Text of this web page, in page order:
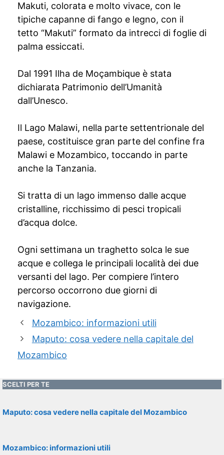
Makuti, colorata e molto vivace, con le
tipiche capanne di fango e legno, con il
tetto “Makuti” formato da intrecci di foglie di
palma essiccati.
Dal 1991 Ilha de Moçambique è stata
dichiarata Patrimonio dell’Umanità
dall’Unesco.
Il Lago Malawi, nella parte settentrionale del
paese, costituisce gran parte del confine fra
Malawi e Mozambico, toccando in parte
anche la Tanzania.
Si tratta di un lago immenso dalle acque
cristalline, ricchissimo di pesci tropicali
d’acqua dolce.
Ogni settimana un traghetto solca le sue
acque e collega le principali località dei due
versanti del lago. Per compiere l’intero
percorso occorrono due giorni di
navigazione.
Mozambico: informazioni utili
Maputo: cosa vedere nella capitale del
Mozambico
SCELTI PER TE
Maputo: cosa vedere nella capitale del Mozambico
Mozambico: informazioni utili